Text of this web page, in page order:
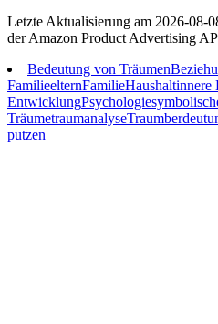
Letzte Aktualisierung am 2026-
der Amazon Product Advertising
Bedeutung von Träumen
FamilieelternFamilieHaushaltinnere
EntwicklungPsychologie
Träumetraumanalyse
putzen